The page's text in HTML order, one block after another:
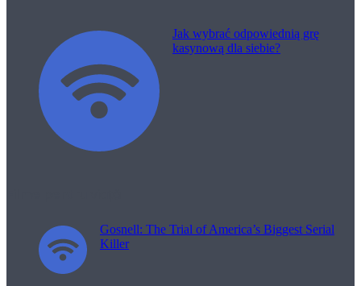
Jak wybrać odpowiednią grę
kasynową dla siebie?
Gosnell: The Trial of America’s Biggest Serial
Killer